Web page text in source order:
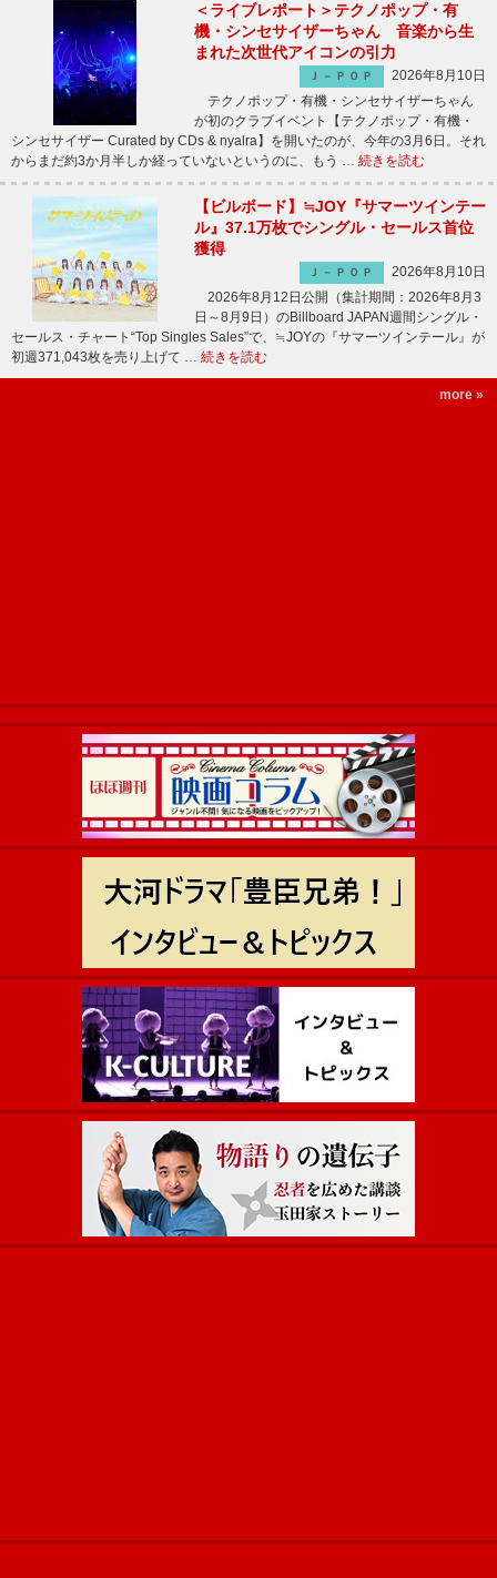
＜ライブレポート＞テクノポップ・有
機・シンセサイザーちゃん 音楽から生
まれた次世代アイコンの引力
Ｊ－ＰＯＰ
2026年8月10日
テクノポップ・有機・シンセサイザーちゃん
が初のクラブイベント【テクノポップ・有機・
シンセサイザー Curated by CDs & nyalra】を開いたのが、今年の3月6日。それ
からまだ約3か月半しか経っていないというのに、もう … 続きを読む
【ビルボード】≒JOY『サマーツインテー
ル』37.1万枚でシングル・セールス首位
獲得
Ｊ－ＰＯＰ
2026年8月10日
2026年8月12日公開（集計期間：2026年8月3
日～8月9日）のBillboard JAPAN週間シングル・
セールス・チャート“Top Singles Sales”で、≒JOYの『サマーツインテール』が
初週371,043枚を売り上げて … 続きを読む
more »